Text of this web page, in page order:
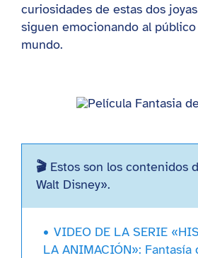
curiosidades de estas dos
siguen emocionando al
mundo.
🎬 Estos son los contenidos
Walt Disney».
VIDEO DE LA SERIE
LA ANIMACIÓN»: Fantasía